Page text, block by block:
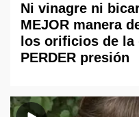
Ni vinagre ni
MEJOR manera
los orificios de
PERDER presión